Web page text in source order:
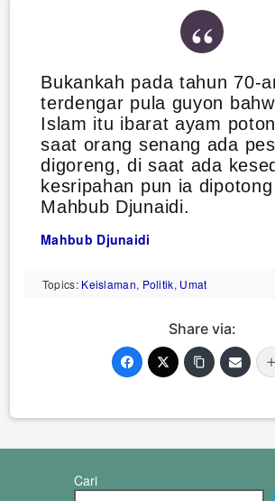
Bukankah pada tahun 70-
terdengar pula guyon
Islam itu ibarat ayam
saat orang senang ada
digoreng, di saat ada
kesripahan pun ia
Mahbub Djunaidi.
Mahbub Djunaidi
Topics: Keislaman, Politik, Umat
Share via:
Cari